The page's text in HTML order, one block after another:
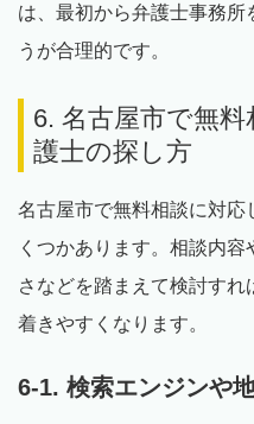
は、最初から弁護士事務所
うが合理的です。
6. 名古屋市で無
護士の探し方
名古屋市で無料相談に対応
くつかあります。相談内
さなどを踏まえて検討すれ
着きやすくなります。
6-1. 検索エンジンや